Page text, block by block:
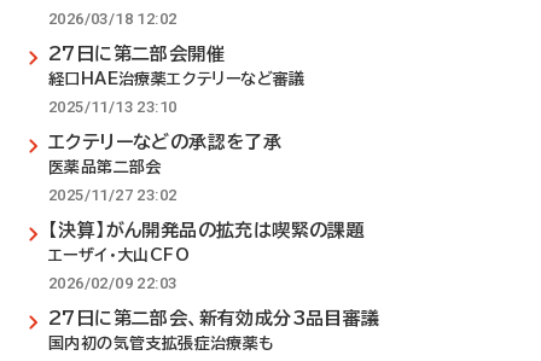
2026/03/18 12:02
27日に第二部会開催
経口HAE治療薬エクテリーなど審議
2025/11/13 23:10
エクテリーなどの承認を了承
医薬品第二部会
2025/11/27 23:02
【決算】がん開発品の拡充は喫緊の課題
エーザイ・大山CFO
2026/02/09 22:03
27日に第二部会、新有効成分3品目審議
国内初の気管支拡張症治療薬も